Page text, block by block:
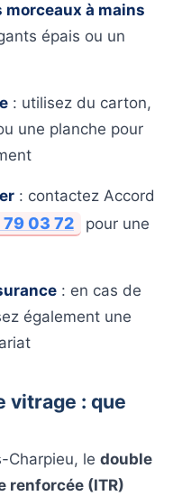
morceaux à mains
épais ou un
: utilisez du carton,
une planche pour
: contactez Accord
03 72
pour une
: en cas de
également une
vitrage : que
Charpieu, le double
renforcée (ITR)